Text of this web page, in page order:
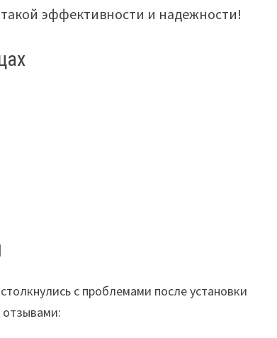
эффективности и надежности!
с проблемами после установки